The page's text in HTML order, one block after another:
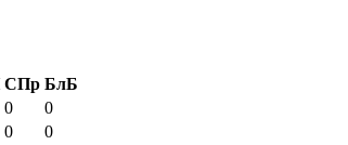
СПр БлБ
0
0
0
0